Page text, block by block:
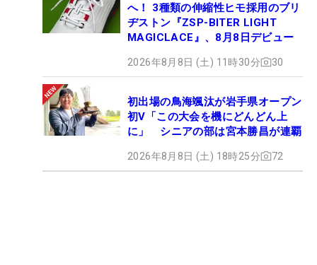
へ！ 3種類の伸縮性ヒモ採用のブリ
ヂストン『ZSP-BITER LIGHT
MAGICLACE』、8月8日デビュー
2026年8月8日 (土) 11時30分 30
初出場の鳥海颯汰が岩手県オープン
初V「この大会を機にどんどん上
に」 シニアの部は宮本勝昌が連覇
2026年8月8日 (土) 18時25分 72